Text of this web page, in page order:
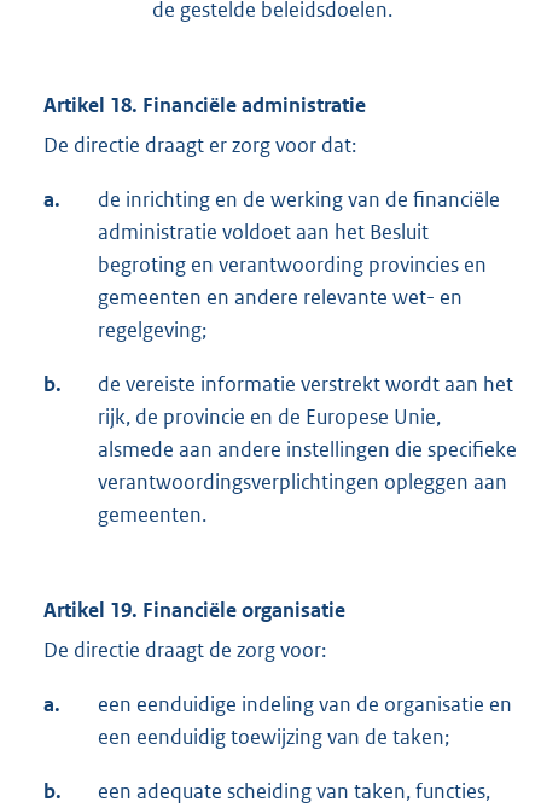
de gestelde beleidsdoelen.
Artikel 18. Financiële administratie
De directie draagt er zorg voor dat:
a.
de inrichting en de werking van de financiële
administratie voldoet aan het Besluit
begroting en verantwoording provincies en
gemeenten en andere relevante wet- en
regelgeving;
b.
de vereiste informatie verstrekt wordt aan het
rijk, de provincie en de Europese Unie,
alsmede aan andere instellingen die specifieke
verantwoordingsverplichtingen opleggen aan
gemeenten.
Artikel 19. Financiële organisatie
De directie draagt de zorg voor:
a.
een eenduidige indeling van de organisatie en
een eenduidig toewijzing van de taken;
b.
een adequate scheiding van taken, functies,